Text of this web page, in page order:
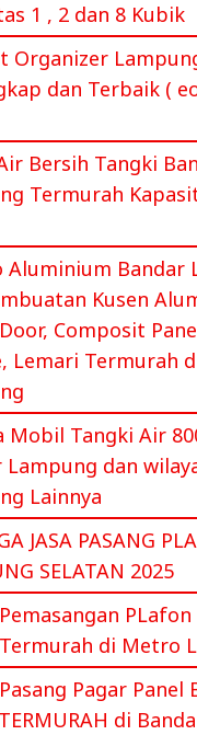
1 , 2 dan 8 Kubik
Organizer
dan Terbaik (
Bersih Tangki
Termurah
Aluminium Bandar
Kusen
Composit
Lemari Termurah
Mobil Tangki Air
Lampung dan
Lainnya
JASA PASANG
SELATAN 2025
PLafon
di Metro
Pasang Pagar Panel
di